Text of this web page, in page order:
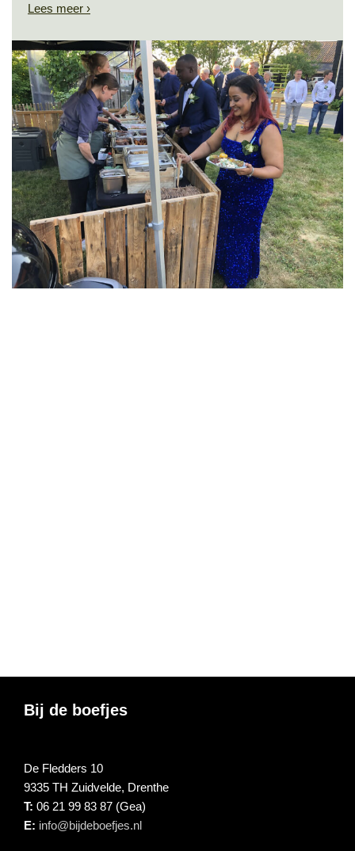
Lees meer ›
Bij de boefjes
De Fledders 10
9335 TH Zuidvelde, Drenthe
T: 06 21 99 83 87 (Gea)
E: info@bijdeboefjes.nl